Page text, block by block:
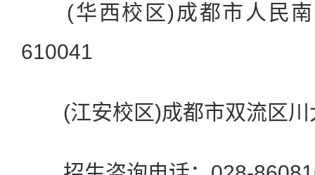
(华西校区)成都市人民南
610041
(江安校区)成都市双流区川